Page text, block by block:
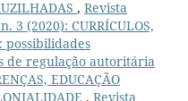
, Revista
3 (2020): CURRÍCULOS,
possibilidades
de regulação autoritária
EDUCAÇÃO
, Revista